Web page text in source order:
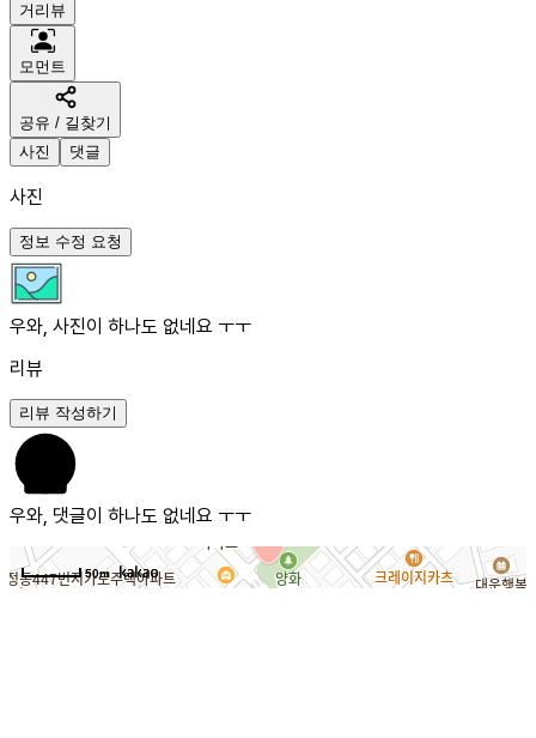
거리뷰
모먼트
공유 / 길찾기
사진
댓글
사진
정보 수정 요청
우와, 사진이 하나도 없네요 ㅜㅜ
리뷰
리뷰 작성하기
우와, 댓글이 하나도 없네요 ㅜㅜ
50m